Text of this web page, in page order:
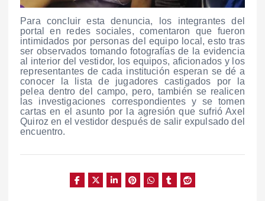
Para concluir esta denuncia, los integrantes del
portal en redes sociales, comentaron que fueron
intimidados por personas del equipo local, esto tras
ser observados tomando fotografías de la evidencia
al interior del vestidor, los equipos, aficionados y los
representantes de cada institución esperan se dé a
conocer la lista de jugadores castigados por la
pelea dentro del campo, pero, también se realicen
las investigaciones correspondientes y se tomen
cartas en el asunto por la agresión que sufrió Axel
Quiroz en el vestidor después de salir expulsado del
encuentro.